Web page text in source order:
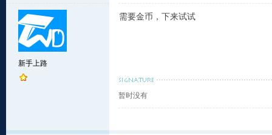
新手上路
需要金币，下来试试
暂时没有